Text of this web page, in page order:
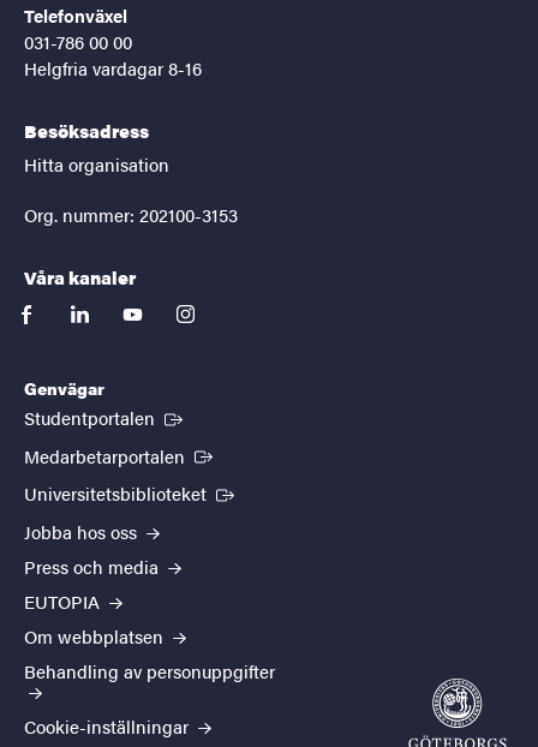
Telefonväxel
031-786 00 00
Helgfria vardagar 8-16
Besöksadress
Hitta organisation
Org. nummer: 202100-3153
Våra kanaler
facebooklinkedinyoutubeinstagram
Genvägar
Studentportalen (Extern länk)
Medarbetarportalen (Extern länk)
Universitetsbiblioteket (Extern länk)
Jobba hos oss
Press och media
EUTOPIA
Om webbplatsen
Behandling av personuppgifter
Cookie-inställningar